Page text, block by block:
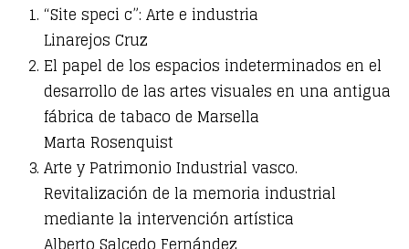
“Site speci c”: Arte e industria
Linarejos Cruz
El papel de los espacios indeterminados en el
desarrollo de las artes visuales en una antigua
fábrica de tabaco de Marsella
Marta Rosenquist
Arte y Patrimonio Industrial vasco.
Revitalización de la memoria industrial
mediante la intervención artística